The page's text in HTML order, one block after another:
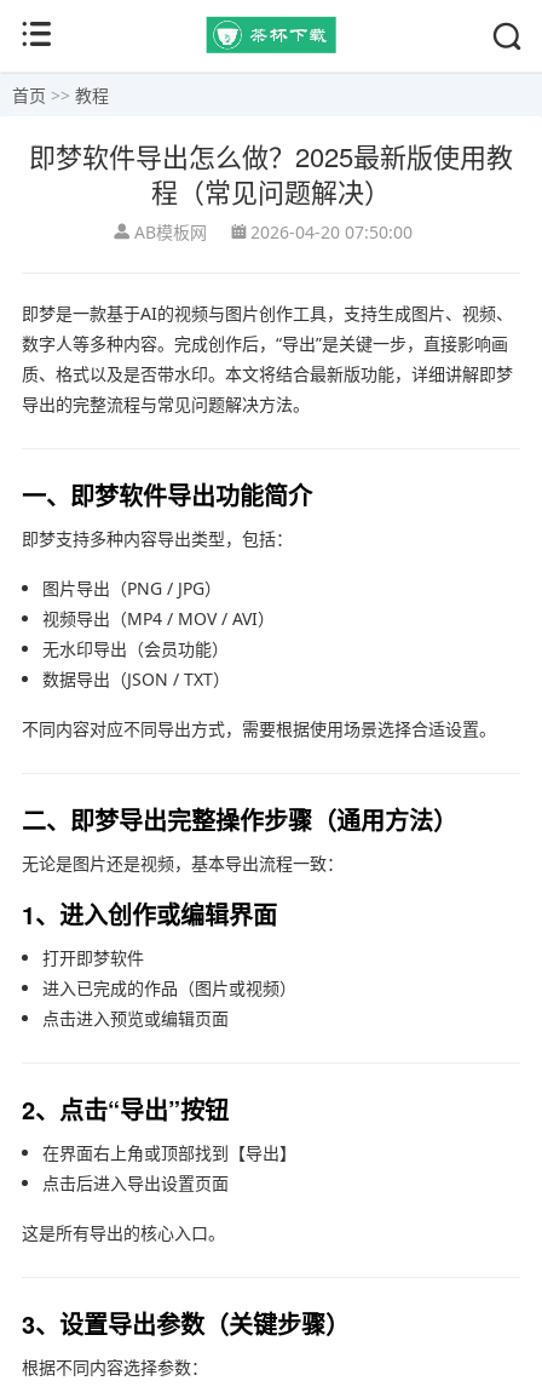
首页 >> 教程
即梦软件导出怎么做？2025最新版使用教
程（常见问题解决）
AB模板网 2026-04-20 07:50:00
即梦是一款基于AI的视频与图片创作工具，支持生成图片、视频、
数字人等多种内容。完成创作后，“导出”是关键一步，直接影响画
质、格式以及是否带水印。本文将结合最新版功能，详细讲解即梦
导出的完整流程与常见问题解决方法。
一、即梦软件导出功能简介
即梦支持多种内容导出类型，包括：
图片导出（PNG / JPG）
视频导出（MP4 / MOV / AVI）
无水印导出（会员功能）
数据导出（JSON / TXT）
不同内容对应不同导出方式，需要根据使用场景选择合适设置。
二、即梦导出完整操作步骤（通用方法）
无论是图片还是视频，基本导出流程一致：
1、进入创作或编辑界面
打开即梦软件
进入已完成的作品（图片或视频）
点击进入预览或编辑页面
2、点击“导出”按钮
在界面右上角或顶部找到【导出】
点击后进入导出设置页面
这是所有导出的核心入口。
3、设置导出参数（关键步骤）
根据不同内容选择参数：